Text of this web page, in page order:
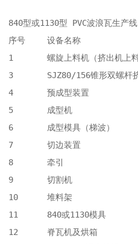
840型或1130型 PVC波浪瓦生产线
序号	设备名称	               数量	分项价格 (元)
1	螺旋上料机（挤出机上料用）	1台	面议
3	SJZ80/156锥形双螺杆挤出机	1台	面议
4	预成型装置	                1台	面议
5	成型机	                        1台
6	成型模具（梯波）	        1套
7	切边装置	                1台
8	牵引	                        1台
9	切割机	                        1台
10	堆料架                          1台
11	840或1130模具	                1套	面议
12	脊瓦机及烘箱	                1台	面议